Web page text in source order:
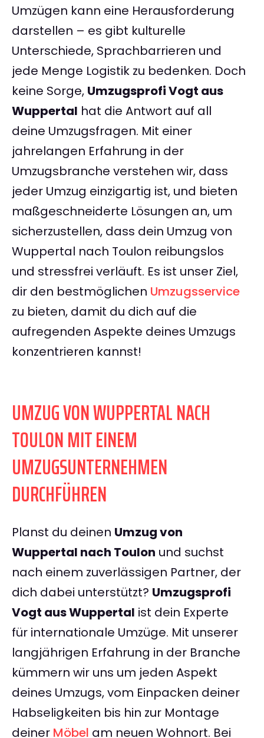
Umzügen kann eine Herausforderung
darstellen – es gibt kulturelle
Unterschiede, Sprachbarrieren und
jede Menge Logistik zu bedenken. Doch
keine Sorge, Umzugsprofi Vogt aus
Wuppertal hat die Antwort auf all
deine Umzugsfragen. Mit einer
jahrelangen Erfahrung in der
Umzugsbranche verstehen wir, dass
jeder Umzug einzigartig ist, und bieten
maßgeschneiderte Lösungen an, um
sicherzustellen, dass dein Umzug von
Wuppertal nach Toulon reibungslos
und stressfrei verläuft. Es ist unser Ziel,
dir den bestmöglichen Umzugsservice
zu bieten, damit du dich auf die
aufregenden Aspekte deines Umzugs
konzentrieren kannst!
UMZUG VON WUPPERTAL NACH
TOULON MIT EINEM
UMZUGSUNTERNEHMEN
DURCHFÜHREN
Planst du deinen Umzug von
Wuppertal nach Toulon und suchst
nach einem zuverlässigen Partner, der
dich dabei unterstützt? Umzugsprofi
Vogt aus Wuppertal ist dein Experte
für internationale Umzüge. Mit unserer
langjährigen Erfahrung in der Branche
kümmern wir uns um jeden Aspekt
deines Umzugs, vom Einpacken deiner
Habseligkeiten bis hin zur Montage
deiner Möbel am neuen Wohnort. Bei